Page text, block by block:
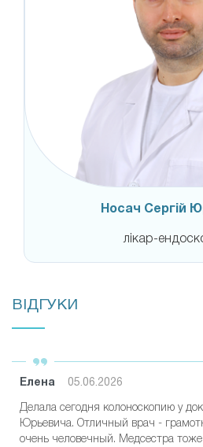
Носач Сергій
лікар-
ВІДГУКИ
Елена 05.06.2026
Делала сегодня колоноскопию у
Юрьевича. Отличный врач -
очень человечный. Медсестра